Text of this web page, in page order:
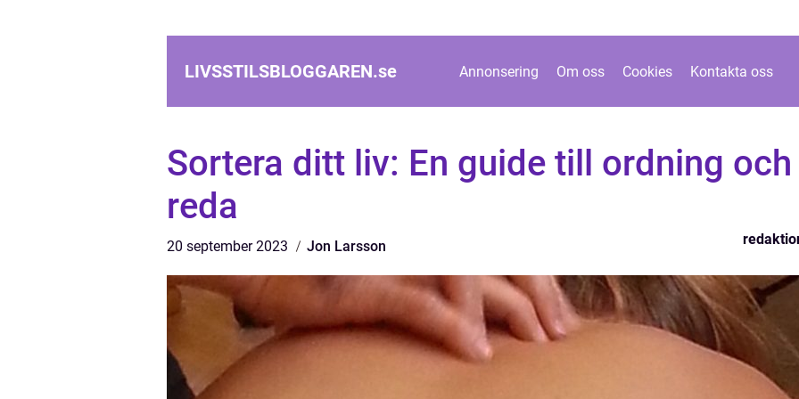
LIVSSTILSBLOGGAREN.se Annonsering Om oss Cookies Kontakta oss
Sortera ditt liv: En guide till ordning och
reda
20 september 2023 Jon Larsson